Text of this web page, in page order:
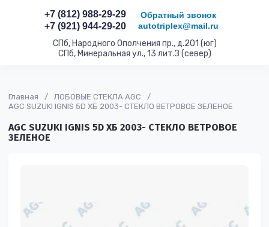
+7 (812) 988-29-29
+7 (921) 944-29-20
Обратный звонок
autotriplex@mail.ru
СПб, Народного Ополчения пр., д.201 (юг)
СПб, Минеральная ул., 13 лит.З (север)
Главная / ЛОБОВЫЕ СТЕКЛА AGC
/
AGC SUZUKI IGNIS 5D ХБ 2003- СТЕКЛО ВЕТРОВОЕ ЗЕЛЕНОЕ
AGC SUZUKI IGNIS 5D ХБ 2003- СТЕКЛО ВЕТРОВОЕ
ЗЕЛЕНОЕ